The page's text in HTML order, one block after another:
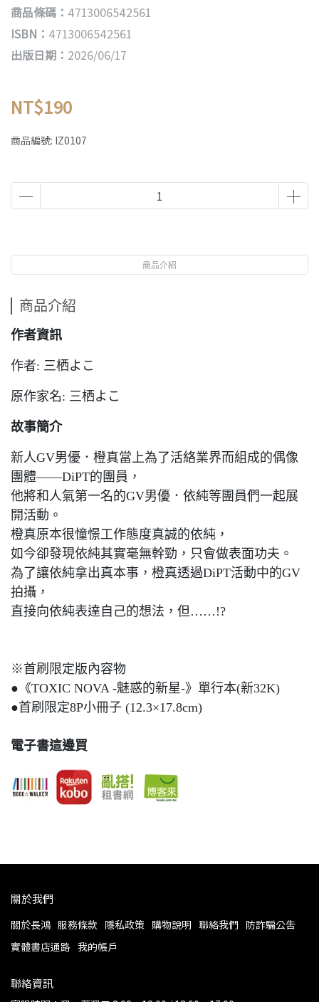
商品條碼： 4713006542561
ISBN： 4713006542561
出版日期： 2026/06/17
NT$190
商品編號: IZ0107
商品介紹
商品介紹
作者資訊
作者: 三栖よこ
原作家名: 三栖よこ
故事簡介
新人GV男優．橙真當上為了活絡業界而組成的偶像
團體——DiPT的團員，
他將和人氣第一名的GV男優．依純等團員們一起展
開活動。
橙真原本很憧憬工作態度真誠的依純，
如今卻發現依純其實毫無幹勁，只會做表面功夫。
為了讓依純拿出真本事，橙真透過DiPT活動中的GV
拍攝，
直接向依純表達自己的想法，但……!?
※首刷限定版內容物
●《TOXIC NOVA -魅惑的新星-》單行本(新32K)
●首刷限定8P小冊子 (12.3×17.8cm)
電子書這邊買
關於我們
關於長鴻 服務條款 隱私政策 購物說明 聯絡我們 防詐騙公告
實體書店通路 我的帳戶
聯絡資訊